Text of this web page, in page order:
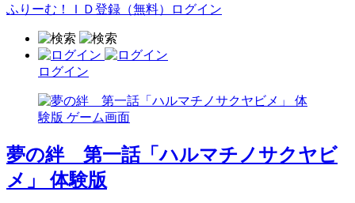
ふりーむ！ＩＤ登録（無料） ログイン
ログイン
夢の絆 第一話「ハルマチノサクヤビ
メ」 体験版